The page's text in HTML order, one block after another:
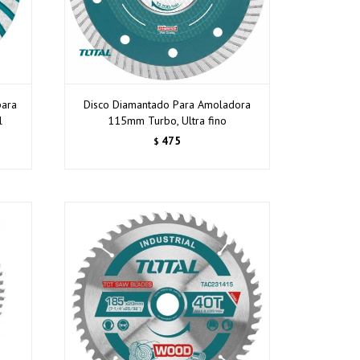
Disco Diamantado Para Amoladora
115mm Turbo, Ultra fino
$ 475